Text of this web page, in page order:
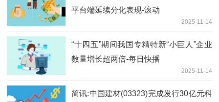
平台端延续分化表现-滚动
2025-11-14
“十四五”期间我国专精特新“小巨人”企业
数量增长超两倍-每日快播
2025-11-14
简讯:中国建材(03323)完成发行30亿元科